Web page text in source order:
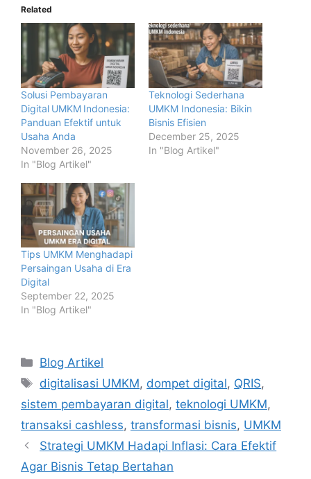
Related
Solusi Pembayaran
Digital UMKM Indonesia:
Panduan Efektif untuk
Usaha Anda
November 26, 2025
In "Blog Artikel"
Teknologi Sederhana
UMKM Indonesia: Bikin
Bisnis Efisien
December 25, 2025
In "Blog Artikel"
Tips UMKM Menghadapi
Persaingan Usaha di Era
Digital
September 22, 2025
In "Blog Artikel"
Categories
Blog Artikel
Tags
digitalisasi UMKM, dompet digital, QRIS,
sistem pembayaran digital, teknologi UMKM,
transaksi cashless, transformasi bisnis, UMKM
Strategi UMKM Hadapi Inflasi: Cara Efektif
Agar Bisnis Tetap Bertahan